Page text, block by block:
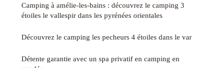
Camping à amélie-les-bains : découvrez le camping 3
étoiles le vallespir dans les pyrénées orientales
Découvrez le camping les pecheurs 4 étoiles dans le var
Détente garantie avec un spa privatif en camping en